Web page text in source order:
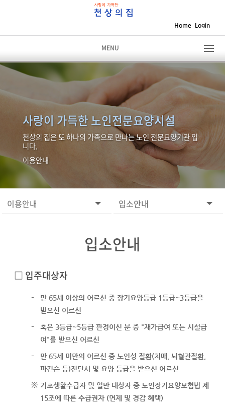
Home Login
MENU
사랑이 가득한 노인전문요양시설
천상의 집은 또 하나의 가족으로 만나는 노인 전문요양기관 입
니다.
이용안내
이용안내 입소안내
입소안내
□ 입주대상자
-
만 65세 이상의 어르신 중 장기요양등급 1등급~3등급을
받으신 어르신
-
혹은 3등급~5등급 판정이신 분 중 "재가급여 또는 시설급
여"를 받으신 어르신
-
만 65세 미만의 어르신 중 노인성 질환(치매, 뇌혈관질환,
파킨슨 등)진단서 및 요양 등급을 받으신 어르신
※ 기초생활수급자 및 일반 대상자 중 노인장기요양보험법 제
15조에 따른 수급권자 (면제 및 경감 혜택)